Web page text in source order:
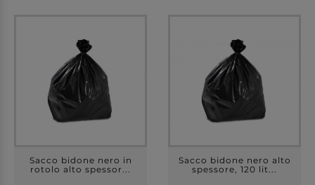
Sacco bidone nero in
rotolo alto spessor...
Sacco bidone nero alto
spessore, 120 lit...